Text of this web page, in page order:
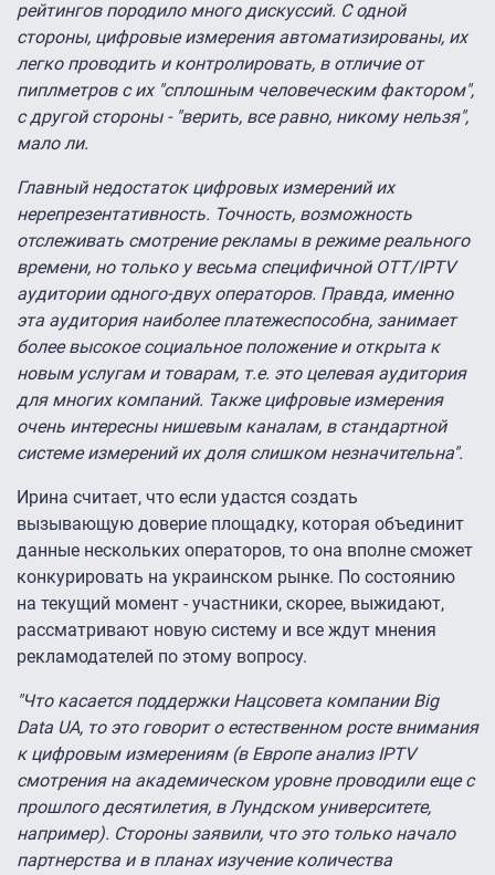
рейтингов породило много дискуссий. С одной
стороны, цифровые измерения автоматизированы, их
легко проводить и контролировать, в отличие от
пиплметров с их "сплошным человеческим фактором",
с другой стороны - "верить, все равно, никому нельзя",
мало ли.
Главный недостаток цифровых измерений их
нерепрезентативность. Точность, возможность
отслеживать смотрение рекламы в режиме реального
времени, но только у весьма специфичной ОТТ/IPTV
аудитории одного-двух операторов. Правда, именно
эта аудитория наиболее платежеспособна, занимает
более высокое социальное положение и открыта к
новым услугам и товарам, т.е. это целевая аудитория
для многих компаний. Также цифровые измерения
очень интересны нишевым каналам, в стандартной
системе измерений их доля слишком незначительна".
Ирина считает, что если удастся создать
вызывающую доверие площадку, которая объединит
данные нескольких операторов, то она вполне сможет
конкурировать на украинском рынке. По состоянию
на текущий момент - участники, скорее, выжидают,
рассматривают новую систему и все ждут мнения
рекламодателей по этому вопросу.
"Что касается поддержки Нацсовета компании Big
Data UA, то это говорит о естественном росте внимания
к цифровым измерениям (в Европе анализ IPTV
смотрения на академическом уровне проводили еще с
прошлого десятилетия, в Лундском университете,
например). Стороны заявили, что это только начало
партнерства и в планах изучение количества